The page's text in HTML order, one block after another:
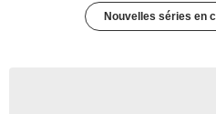
Nouvelles séries en